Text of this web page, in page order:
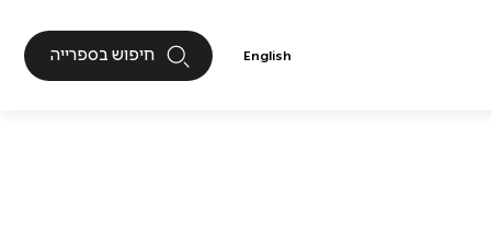
English חיפוש בספרייה